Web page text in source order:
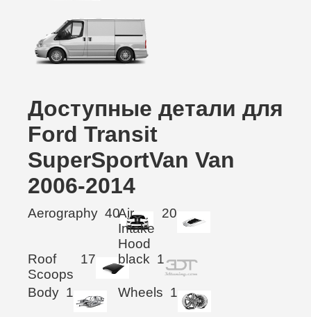
Доступные детали для
Ford Transit
SuperSportVan Van
2006-2014
Aerography 40Air
Intake
Hood
20
Roof
Scoops
17 black 1
Body 1 Wheels 1